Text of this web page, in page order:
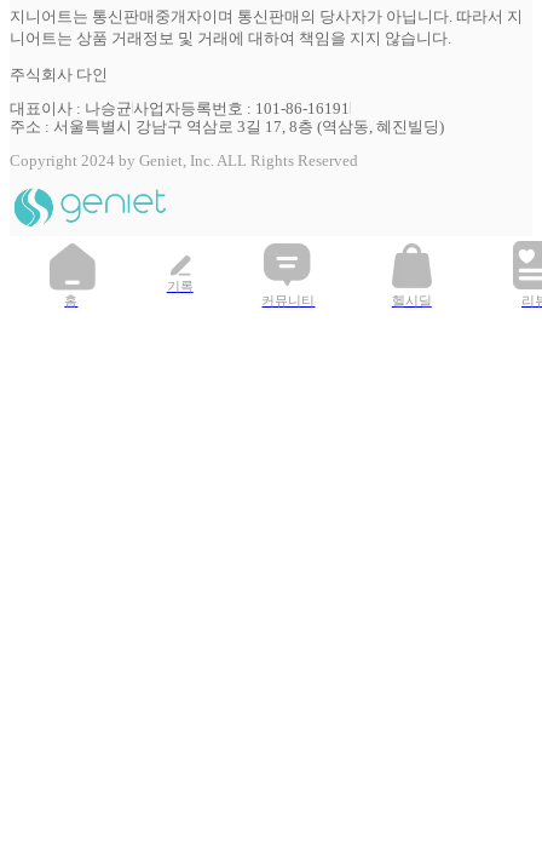
지니어트는 통신판매중개자이며 통신판매의 당사자가 아닙니다. 따라서 지
니어트는 상품 거래정보 및 거래에 대하여 책임을 지지 않습니다.
주식회사 다인
대표이사 : 나승균사업자등록번호 : 101-86-16191
주소 : 서울특별시 강남구 역삼로 3길 17, 8층 (역삼동, 혜진빌딩)
Copyright 2024 by Geniet, Inc. ALL Rights Reserved
홈
기록
커뮤니티
헬시딜 리